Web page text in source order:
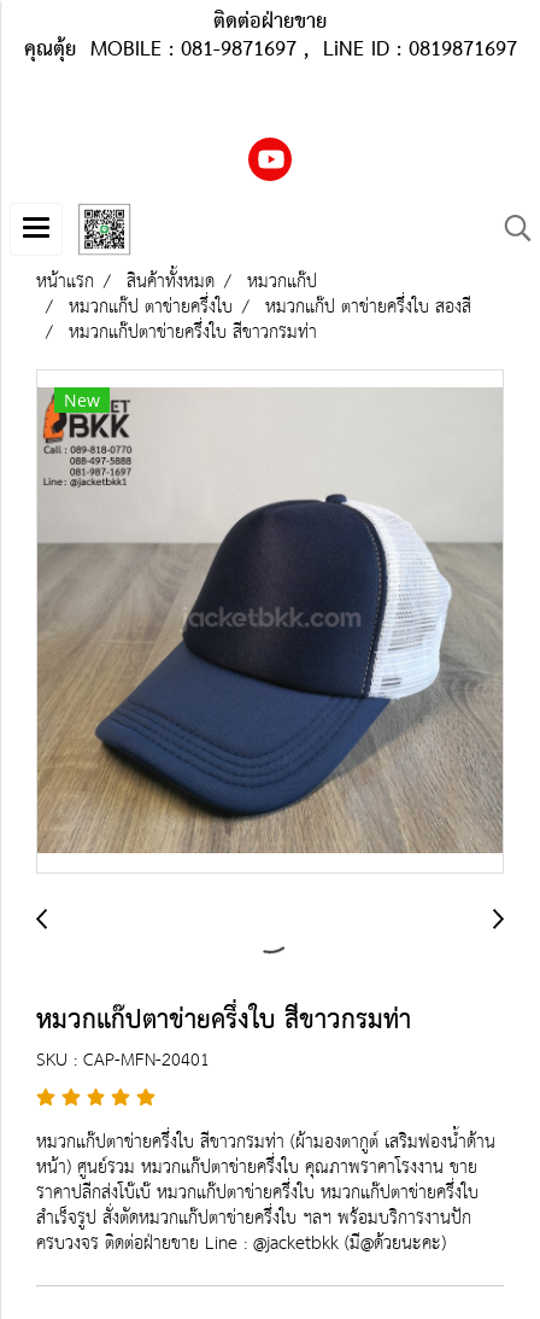
ติดต่อฝ่ายขาย
คุณตุ้ย MOBILE : 081-9871697 , LiNE ID : 0819871697
หน้าแรก สินค้าทั้งหมด หมวกแก๊ป
หมวกแก๊ป ตาข่ายครึ่งใบ หมวกแก๊ป ตาข่ายครึ่งใบ สองสี
หมวกแก๊ปตาข่ายครึ่งใบ สีขาวกรมท่า
New
หมวกแก๊ปตาข่ายครึ่งใบ สีขาวกรมท่า
SKU : CAP-MFN-20401
หมวกแก๊ปตาข่ายครึ่งใบ สีขาวกรมท่า (ผ้ามองตากูต์ เสริมฟองน้ำด้าน
หน้า) ศูนย์รวม หมวกแก๊ปตาข่ายครึ่งใบ คุณภาพราคาโรงงาน ขาย
ราคาปลีกส่งโบ๊เบ๊ หมวกแก๊ปตาข่ายครึ่งใบ หมวกแก๊ปตาข่ายครึ่งใบ
สำเร็จรูป สั่งตัดหมวกแก๊ปตาข่ายครึ่งใบ ฯลฯ พร้อมบริการงานปัก
ครบวงจร ติดต่อฝ่ายขาย Line : @jacketbkk (มี@ด้วยนะคะ)